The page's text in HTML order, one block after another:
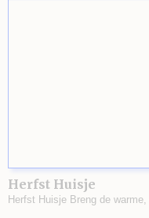
Herfst Huisje
Herfst Huisje Breng de